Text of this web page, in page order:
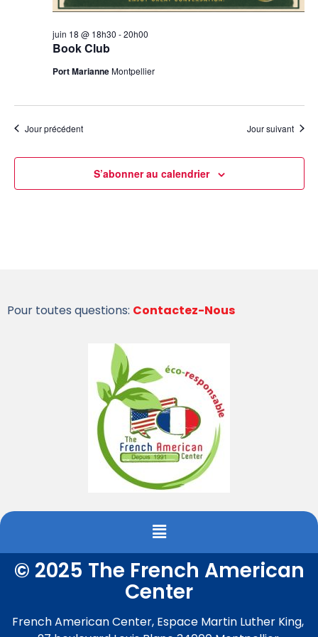
Book Club
juin 18 @ 18h30 -20h00
Port MarianneMontpellier
Jour précédent Jour suivant
S’abonner au calendrier
Pour toutes questions: Contactez-Nous
© 2025 The French American
Center
French American Center, Espace Martin Luther King,